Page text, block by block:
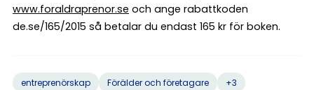
www.foraldraprenor.se och ange rabattkoden
de.se/165/2015 så betalar du endast 165 kr för boken.
entreprenörskap Förälder och företagare
+3